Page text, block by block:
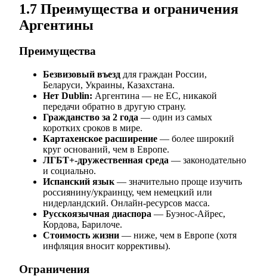
1.7 Преимущества и ограничения
Аргентины
Преимущества
Безвизовый въезд для граждан России,
Беларуси, Украины, Казахстана.
Нет Dublin: Аргентина — не ЕС, никакой
передачи обратно в другую страну.
Гражданство за 2 года — один из самых
коротких сроков в мире.
Картахенское расширение — более широкий
круг оснований, чем в Европе.
ЛГБТ+-дружественная среда — законодательно
и социально.
Испанский язык — значительно проще изучить
россиянину/украинцу, чем немецкий или
нидерландский. Онлайн-ресурсов масса.
Русскоязычная диаспора — Буэнос-Айрес,
Кордова, Барилоче.
Стоимость жизни — ниже, чем в Европе (хотя
инфляция вносит коррективы).
Ограничения